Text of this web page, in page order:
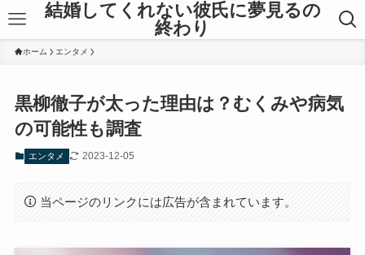
結婚してくれない彼氏に夢見るの
終わり
ホーム エンタメ
黒柳徹子が太った理由は？むくみや病気
の可能性も調査
エンタメ 2023-12-05
当ページのリンクには広告が含まれています。